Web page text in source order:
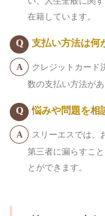
在籍しています。
支払い方法は何
クレジットカード
数の支払い方法があ
悩みや問題を相
スリーエスでは、
第三者に漏らすこ
とができます。